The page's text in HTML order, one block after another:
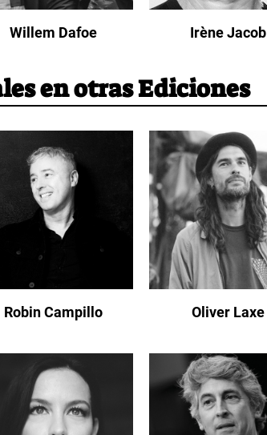
Willem Dafoe Irène Jacob
en otras Ediciones
Robin Campillo Oliver Laxe